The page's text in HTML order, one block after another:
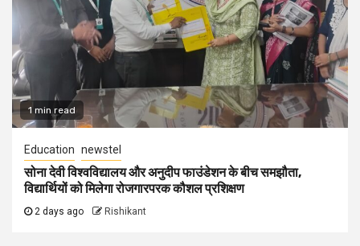
1 min read
Education newstel
सोना देवी विश्वविद्यालय और अनुदीप फाउंडेशन के बीच समझौता,
विद्यार्थियों को मिलेगा रोजगारपरक कौशल प्रशिक्षण
2 days ago Rishikant